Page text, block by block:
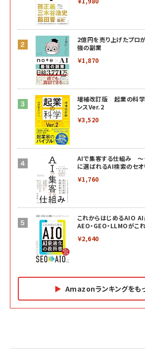
2億円を売り上げたプ
強の副業
￥1,870
増補改訂版 起業の科学
ンスVer.2
￥3,520
AIで集客する仕組み ～
に選ばれるAI検索のセオ
￥1,760
これからはじめるAIO
AEO・GEO・LLMOがこ
￥2,640
Amazonランキングをも
2億円を売り上げたプロが
anan(アンアン)2026/07/
ベインキャピタル 企業価